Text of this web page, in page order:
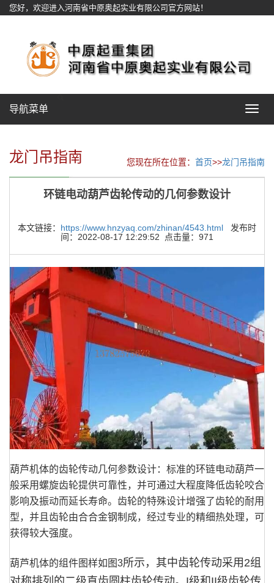
您好，欢迎进入河南省中原奥起实业有限公司官方网站！
Toggle
导航菜单
龙门吊指南 您现在所在位置： 首页>>龙门吊指南
环链电动葫芦齿轮传动的几何参数设计
本文链接： https://www.hnzyaq.com/zhinan/4543.html 发布时
间：2022-08-17 12:29:52 点击量：971
葫芦机体的齿轮传动几何参数设计：标准的环链电动葫芦一
般采用螺旋齿轮提供可靠性，并可通过大程度降低齿轮咬合
影响及振动而延长寿命。齿轮的特殊设计增强了齿轮的耐用
型，并且齿轮由合合金钢制成，经过专业的精细热处理，可
获得较大强度。
葫芦机体的组件图样如图3所示，其中齿轮传动采用 2组